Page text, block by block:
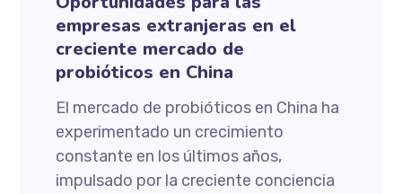
empresas extranjeras en el
creciente mercado de
probióticos en China
El mercado de probióticos en China ha
experimentado un crecimiento
constante en los últimos años,
impulsado por la creciente conciencia